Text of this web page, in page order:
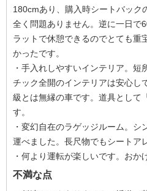
180cmあり、購入時シートバック
全く問題ありません。逆に一日で
ラットで休憩できるのでとても重
かったです。
・手入れしやすいインテリア。短
チック全開のインテリアは安心し
級とは無縁の車です。道具として
す。
・変幻自在のラゲッジルーム。
運べました。長尺物でもシートア
・何より運転が楽しいです。おか
不満な点